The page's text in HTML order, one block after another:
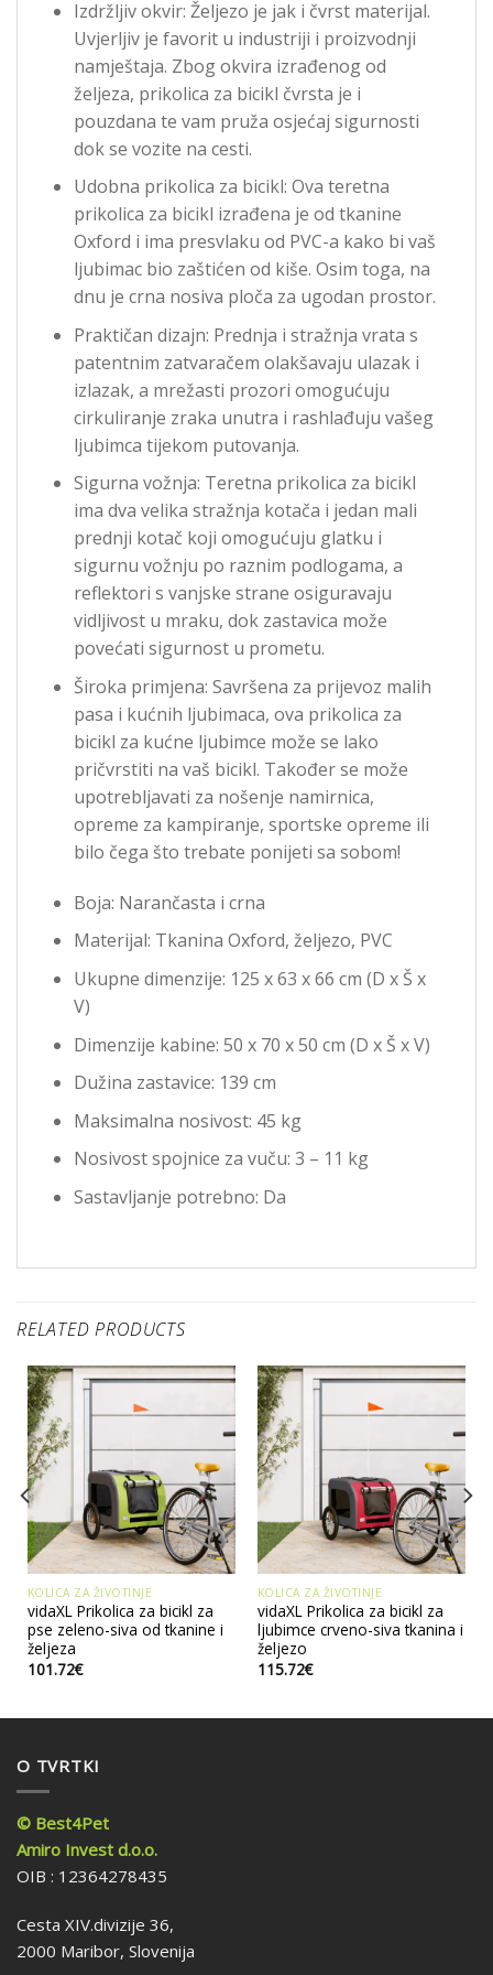
Izdržljiv okvir: Željezo je jak i čvrst materijal.
Uvjerljiv je favorit u industriji i proizvodnji
namještaja. Zbog okvira izrađenog od
željeza, prikolica za bicikl čvrsta je i
pouzdana te vam pruža osjećaj sigurnosti
dok se vozite na cesti.
Udobna prikolica za bicikl: Ova teretna
prikolica za bicikl izrađena je od tkanine
Oxford i ima presvlaku od PVC-a kako bi vaš
ljubimac bio zaštićen od kiše. Osim toga, na
dnu je crna nosiva ploča za ugodan prostor.
Praktičan dizajn: Prednja i stražnja vrata s
patentnim zatvaračem olakšavaju ulazak i
izlazak, a mrežasti prozori omogućuju
cirkuliranje zraka unutra i rashlađuju vašeg
ljubimca tijekom putovanja.
Sigurna vožnja: Teretna prikolica za bicikl
ima dva velika stražnja kotača i jedan mali
prednji kotač koji omogućuju glatku i
sigurnu vožnju po raznim podlogama, a
reflektori s vanjske strane osiguravaju
vidljivost u mraku, dok zastavica može
povećati sigurnost u prometu.
Široka primjena: Savršena za prijevoz malih
pasa i kućnih ljubimaca, ova prikolica za
bicikl za kućne ljubimce može se lako
pričvrstiti na vaš bicikl. Također se može
upotrebljavati za nošenje namirnica,
opreme za kampiranje, sportske opreme ili
bilo čega što trebate ponijeti sa sobom!
Boja: Narančasta i crna
Materijal: Tkanina Oxford, željezo, PVC
Ukupne dimenzije: 125 x 63 x 66 cm (D x Š x
V)
Dimenzije kabine: 50 x 70 x 50 cm (D x Š x V)
Dužina zastavice: 139 cm
Maksimalna nosivost: 45 kg
Nosivost spojnice za vuču: 3 – 11 kg
Sastavljanje potrebno: Da
RELATED PRODUCTS
KOLICA ZA ŽIVOTINJE
vidaXL Prikolica za bicikl za
pse zeleno-siva od tkanine i
željeza
101.72€
KOLICA ZA ŽIVOTINJE
vidaXL Prikolica za bicikl za
ljubimce crveno-siva tkanina i
željezo
115.72€
O TVRTKI
© Best4Pet
Amiro Invest d.o.o.
OIB : 12364278435
Cesta XIV.divizije 36,
2000 Maribor, Slovenija